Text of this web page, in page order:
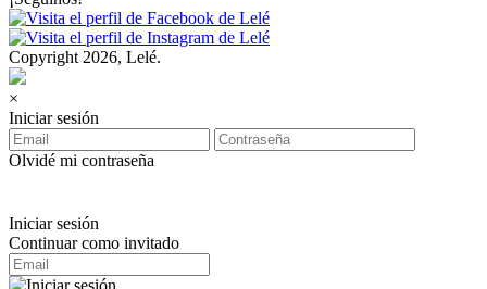
Copyright 2026, Lelé.
×
Iniciar sesión
Olvidé mi contraseña
Iniciar sesión
Continuar como invitado